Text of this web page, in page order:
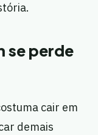
se perde
cair em
demais